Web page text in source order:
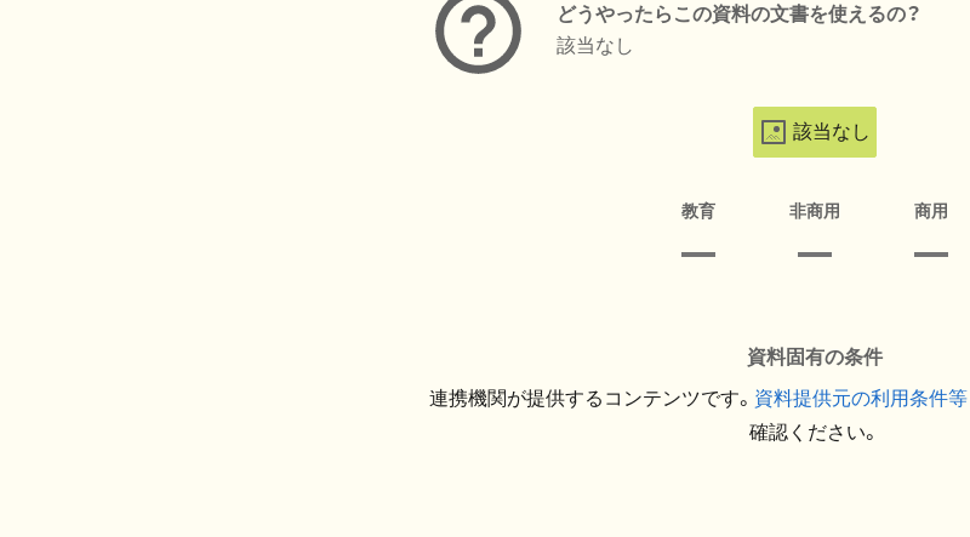
どうやったらこの資料の文書を使えるの？
該当なし
該当なし
教育 非商用 商用
資料固有の条件
連携機関が提供するコンテンツです。 資料提供元の利用条件等
確認ください。